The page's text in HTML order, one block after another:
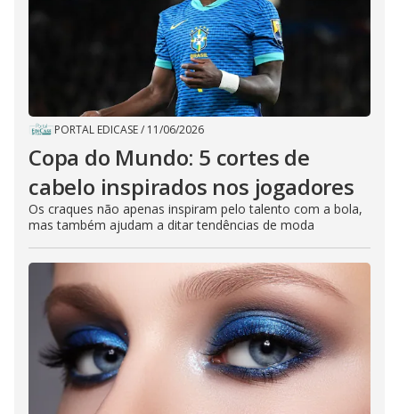
PORTAL EDICASE/ 11/06/2026
Copa do Mundo: 5 cortes de
cabelo inspirados nos jogadores
Os craques não apenas inspiram pelo talento com a bola,
mas também ajudam a ditar tendências de moda